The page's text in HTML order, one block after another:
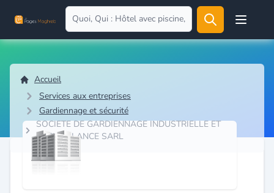
Open
Accueil
Services aux entreprises
Gardiennage et sécurité
SOCIETE DE GARDIENNAGE INDUSTRIELLE ET
SURVEILLANCE SARL